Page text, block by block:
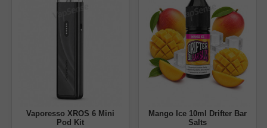
Vaporesso XROS 6 Mini
Pod Kit
Mango Ice 10ml Drifter Bar
Salts